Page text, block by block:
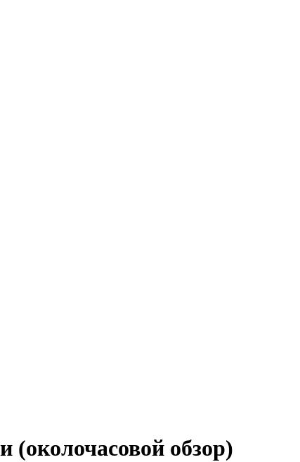
(околочасовой обзор)